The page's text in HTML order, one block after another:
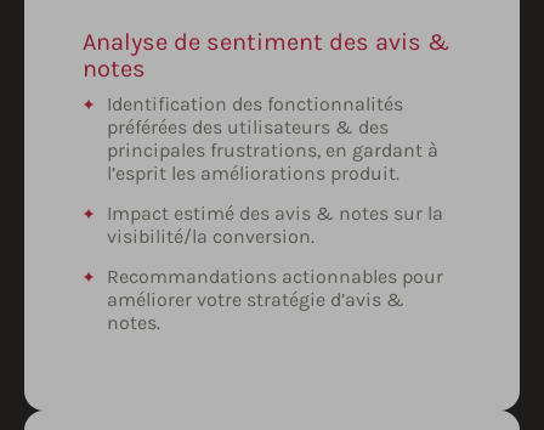
Analyse de sentiment des avis &
notes
Identification des fonctionnalités
préférées des utilisateurs & des
principales frustrations, en gardant à
l’esprit les améliorations produit.
Impact estimé des avis & notes sur la
visibilité/la conversion.
Recommandations actionnables pour
améliorer votre stratégie d’avis &
notes.